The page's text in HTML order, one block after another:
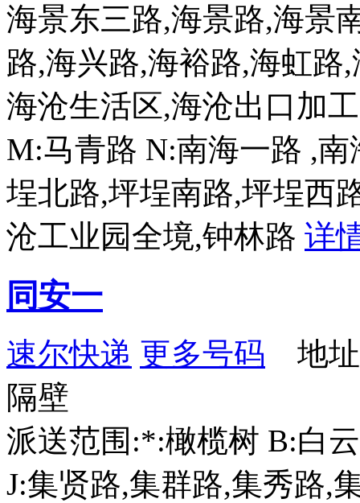
海景东三路,海景路,海景
路,海兴路,海裕路,海虹路
海沧生活区,海沧出口加
M:马青路 N:南海一路 ,
埕北路,坪埕南路,坪埕西
沧工业园全境,钟林路 详
同安一
速尔快递 更多号码 地址
隔壁
派送范围:*:橄榄树 B:白
J:集贤路,集群路,集秀路,